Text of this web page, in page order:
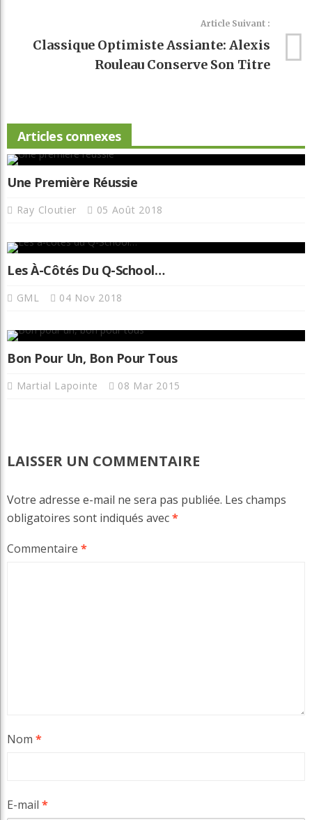
Article Suivant :
Classique Optimiste Assiante: Alexis
Rouleau Conserve Son Titre
Articles connexes
Une Première Réussie
Ray Cloutier 05 Août 2018
Les À-Côtés Du Q-School…
GML 04 Nov 2018
Bon Pour Un, Bon Pour Tous
Martial Lapointe 08 Mar 2015
LAISSER UN COMMENTAIRE
Votre adresse e-mail ne sera pas publiée. Les champs
obligatoires sont indiqués avec*
Commentaire *
Nom *
E-mail *